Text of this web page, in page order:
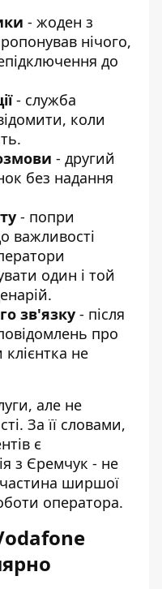
- жоден з
нічого,
до
- служба
коли
- другий
без надання
- попри
важливості
один і той
зв'язку - після
про
не
але не
За її словами,
є
з Єремчук - не
ширшої
оператора.